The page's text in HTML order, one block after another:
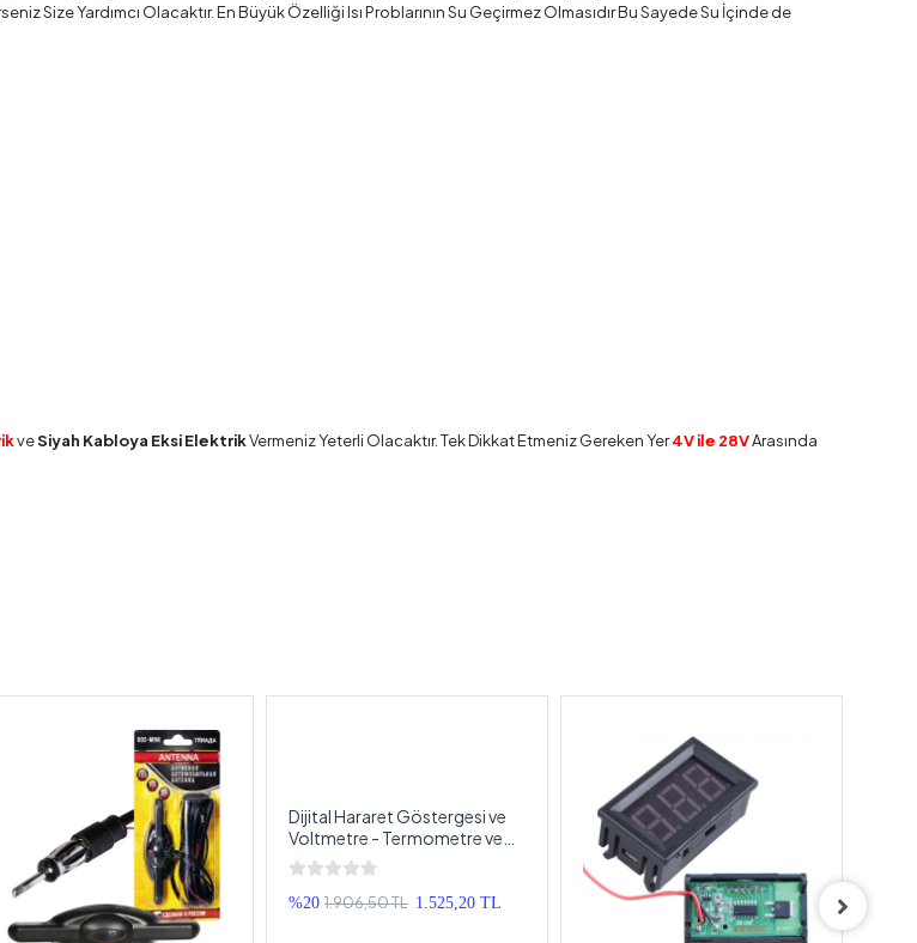
Size Yardımcı Olacaktır. En Büyük Özelliği Isı Problarının Su Geçirmez Olmasıdır Bu Sayede Su İçinde de
veSiyah Kabloya Eksi ElektrikVermeniz Yeterli Olacaktır. Tek Dikkat Etmeniz Gereken Yer4V ile 28VArasında
Dijital Hararet Göstergesi ve
Voltmetre - Termometre ve
Voltmetre İkisi Bir Arada
%20 1.906,50 TL 1.525,20 TL